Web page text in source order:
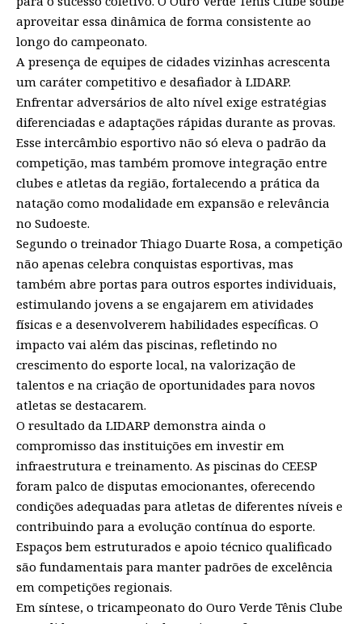
aproveitar essa dinâmica de forma consistente ao
longo do campeonato.
A presença de equipes de cidades vizinhas acrescenta
um caráter competitivo e desafiador à LIDARP.
Enfrentar adversários de alto nível exige estratégias
diferenciadas e adaptações rápidas durante as provas.
Esse intercâmbio esportivo não só eleva o padrão da
competição, mas também promove integração entre
clubes e atletas da região, fortalecendo a prática da
natação como modalidade em expansão e relevância
no Sudoeste.
Segundo o treinador Thiago Duarte Rosa, a competição
não apenas celebra conquistas esportivas, mas
também abre portas para outros esportes individuais,
estimulando jovens a se engajarem em atividades
físicas e a desenvolverem habilidades específicas. O
impacto vai além das piscinas, refletindo no
crescimento do esporte local, na valorização de
talentos e na criação de oportunidades para novos
atletas se destacarem.
O resultado da LIDARP demonstra ainda o
compromisso das instituições em investir em
infraestrutura e treinamento. As piscinas do CEESP
foram palco de disputas emocionantes, oferecendo
condições adequadas para atletas de diferentes níveis e
contribuindo para a evolução contínua do esporte.
Espaços bem estruturados e apoio técnico qualificado
são fundamentais para manter padrões de excelência
em competições regionais.
Em síntese, o tricampeonato do Ouro Verde Tênis Clube